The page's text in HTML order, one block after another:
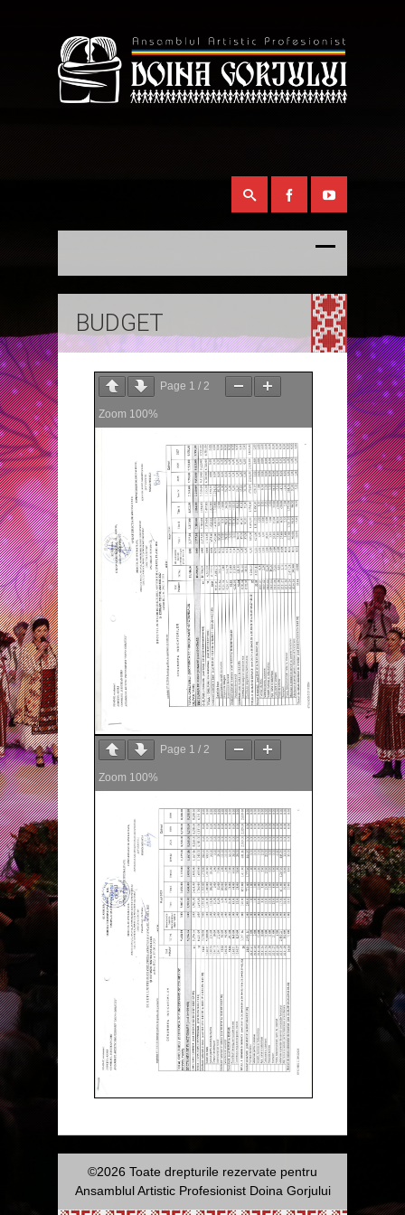
BUDGET
Page 1 / 2
Zoom 100%
Page 1 / 2
Zoom 100%
©2026 Toate drepturile rezervate pentru
Ansamblul Artistic Profesionist Doina Gorjului